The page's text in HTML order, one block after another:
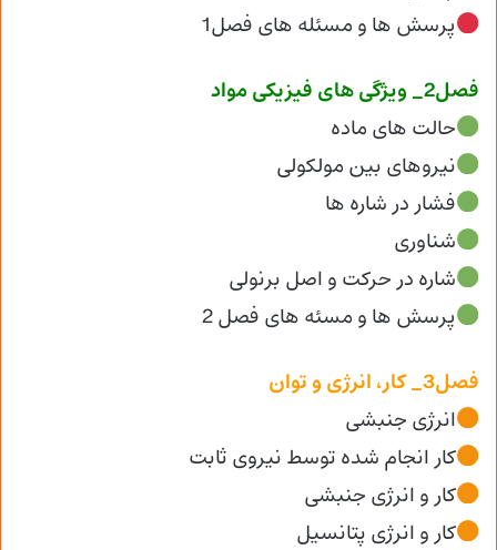
پرسش ها و مسئله های فصل1
فصل2_ ویژگی های فیزیکی مواد
حالت های ماده
نیروهای بین مولکولی
فشار در شاره ها
شناوری
شاره در حرکت و اصل برنولی
پرسش ها و مسئه های فصل 2
فصل3_ کار، انرژی و توان
انرژی جنبشی
کار انجام شده توسط نیروی ثابت
کار و انرژی جنبشی
کار و انرژی پتانسیل